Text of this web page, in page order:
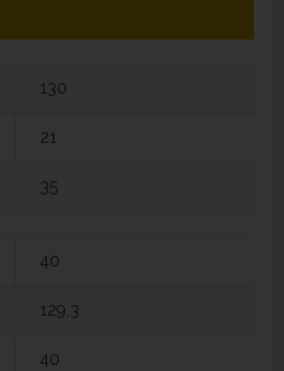
130
21
35
40
129,3
40